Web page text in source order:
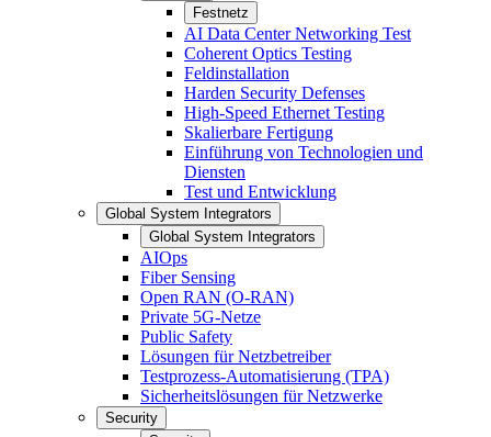
Festnetz
AI Data Center Networking Test
Coherent Optics Testing
Feldinstallation
Harden Security Defenses
High-Speed Ethernet Testing
Skalierbare Fertigung
Einführung von Technologien und
Diensten
Test und Entwicklung
Global System Integrators
Global System Integrators
AIOps
Fiber Sensing
Open RAN (O-RAN)
Private 5G-Netze
Public Safety
Lösungen für Netzbetreiber
Testprozess-Automatisierung (TPA)
Sicherheitslösungen für Netzwerke
Security